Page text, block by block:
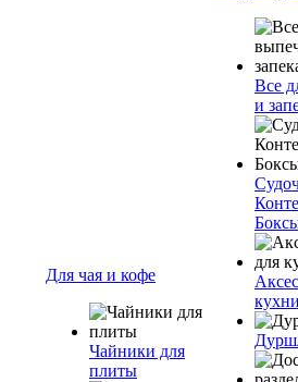
Для чая и кофе
Чайники для
плиты
Все
и